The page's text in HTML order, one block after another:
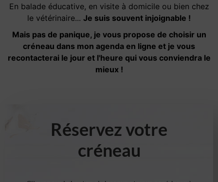
En balade éducative, en visite à domicile ou bien chez
le vétérinaire... Je suis souvent injoignable !
Mais pas de panique, je vous propose de choisir un
créneau dans mon agenda en ligne et je vous
recontacterai le jour et l'heure qui vous conviendra le
mieux !
Réservez votre
créneau